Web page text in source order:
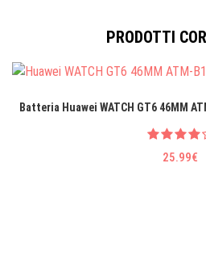
PRODOTTI
Batteria Huawei WATCH GT6 46MM
25.99€